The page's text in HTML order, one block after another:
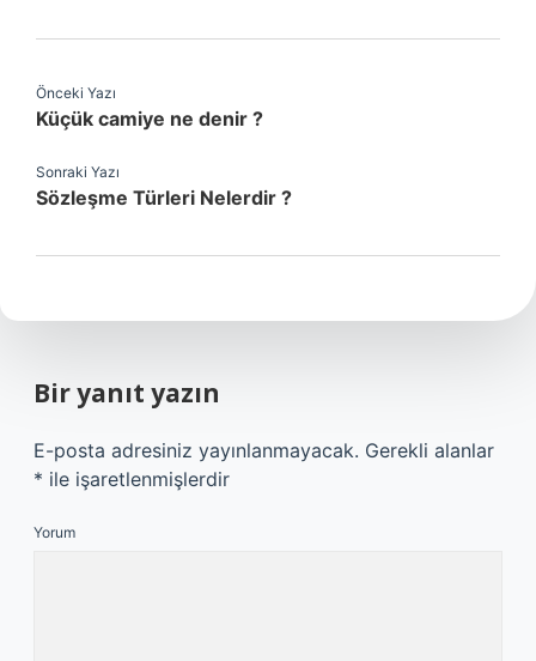
Önceki Yazı
Küçük camiye ne denir ?
Sonraki Yazı
Sözleşme Türleri Nelerdir ?
Bir yanıt yazın
E-posta adresiniz yayınlanmayacak. Gerekli alanlar
* ile işaretlenmişlerdir
Yorum